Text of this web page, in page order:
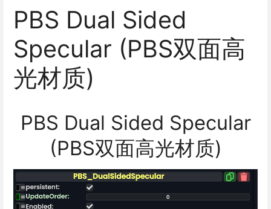
PBS Dual Sided
Specular (PBS双面高
光材质)
PBS Dual Sided Specular
(PBS双面高光材质)